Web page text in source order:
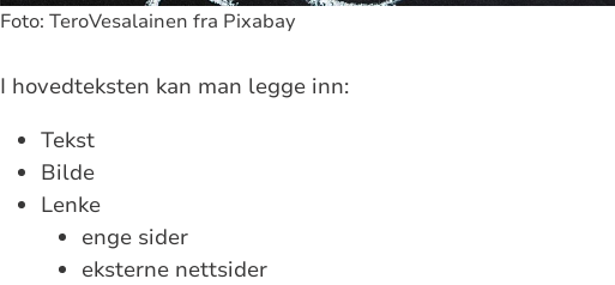
Foto: TeroVesalainen fra Pixabay
I hovedteksten kan man legge inn:
Tekst
Bilde
Lenke
enge sider
eksterne nettsider